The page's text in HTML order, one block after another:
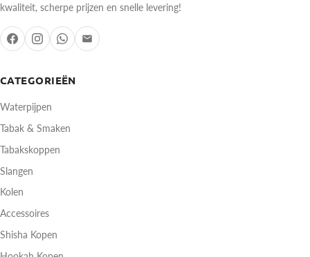
CATEGORIEËN
Waterpijpen
Tabak & Smaken
Tabakskoppen
Slangen
Kolen
Accessoires
Shisha Kopen
kwaliteit, scherpe prijzen en snelle levering!